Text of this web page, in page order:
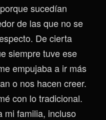
sucedían
de las que no se
De cierta
siempre tuve ese
empujaba a ir más
o nos hacen creer.
con lo tradicional.
mi familia, incluso